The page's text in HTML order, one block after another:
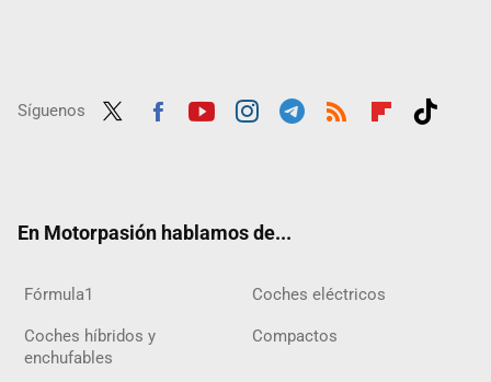
Síguenos
En Motorpasión hablamos de...
Fórmula1 Coches eléctricos
Coches híbridos y
enchufables
Compactos